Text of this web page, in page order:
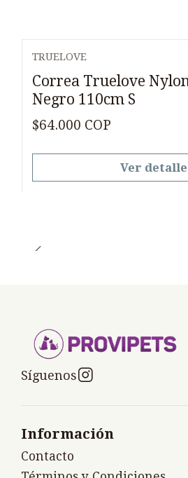
TRUELOVE
Correa Truelove
Negro 110cm S
$64.000 COP
Ver
Síguenos
Información
Contacto